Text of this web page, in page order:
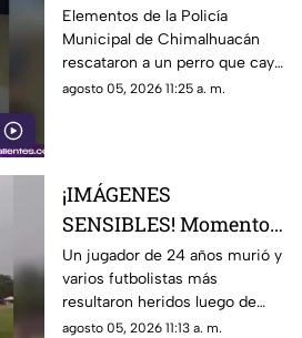
aguas negras en
Chimalhuacán
Elementos de la Policía
Municipal de Chimalhuacán
rescataron a un perro que cayó
a un canal de aguas negras,
agosto 05, 2026 11:25 a. m.
¡IMÁGENES
SENSIBLES! Momento
en el que rayo cae
durante partido de
fútbol y mata a jugador
Un jugador de 24 años murió y
varios futbolistas más
resultaron heridos luego de
que un rayo impactara el
agosto 05, 2026 11:13 a. m.